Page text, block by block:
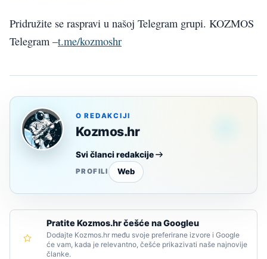
Pridružite se raspravi u našoj Telegram grupi. KOZMOS
Telegram –t.me/kozmoshr
O REDAKCIJI
Kozmos.hr
Svi članci redakcije
PROFILI Web
Pratite Kozmos.hr češće na Googleu
Dodajte Kozmos.hr među svoje preferirane izvore i Google
će vam, kada je relevantno, češće prikazivati naše najnovije
članke.